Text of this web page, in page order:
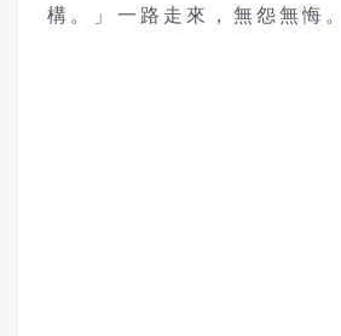
構。」一路走來，無怨無悔。